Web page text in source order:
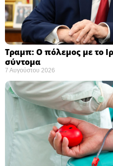
Τραμπ: Ο πόλεμος με το
σύντομα ​
7 Αυγούστου 2026